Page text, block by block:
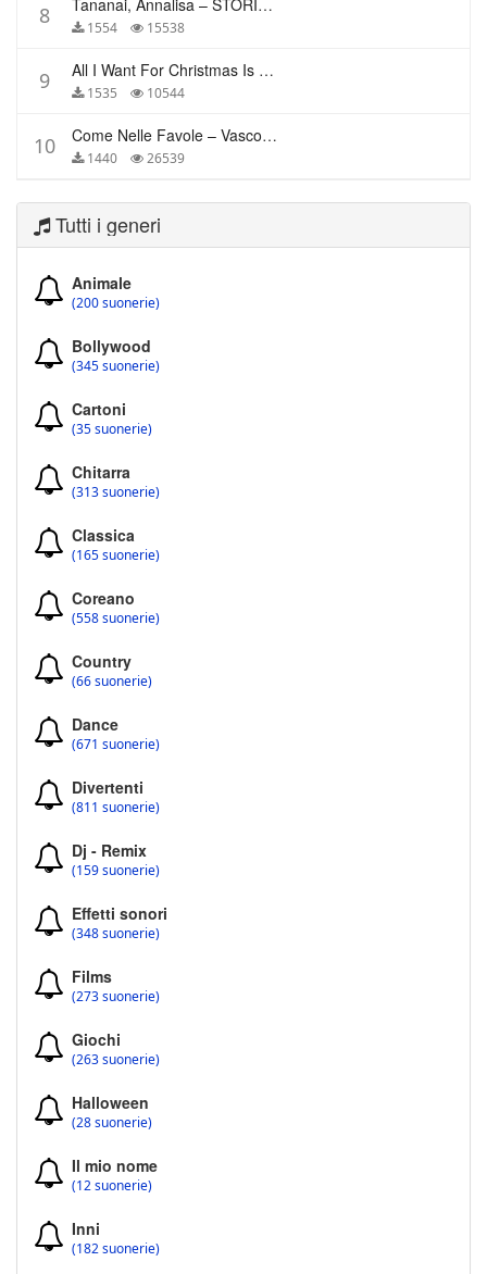
8 Tananai, Annalisa – STORIE BREVI
1554 15538
9 All I Want For Christmas Is You – Mariah Carey
1535 10544
10 Come Nelle Favole – Vasco Rossi
1440 26539
Tutti i generi
Animale
(200 suonerie)
Bollywood
(345 suonerie)
Cartoni
(35 suonerie)
Chitarra
(313 suonerie)
Classica
(165 suonerie)
Coreano
(558 suonerie)
Country
(66 suonerie)
Dance
(671 suonerie)
Divertenti
(811 suonerie)
Dj - Remix
(159 suonerie)
Effetti sonori
(348 suonerie)
Films
(273 suonerie)
Giochi
(263 suonerie)
Halloween
(28 suonerie)
Il mio nome
(12 suonerie)
Inni
(182 suonerie)